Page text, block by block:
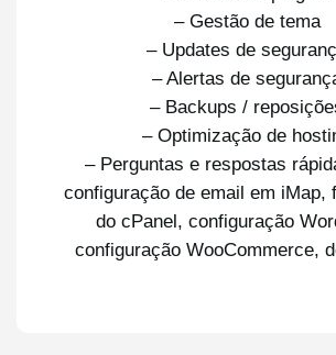
– Gestão de tema
– Updates de
– Alertas de
– Backups /
– Optimização de
– Perguntas e respostas
configuração de email em iMap,
do cPanel, configuração
configuração WooCommerce,